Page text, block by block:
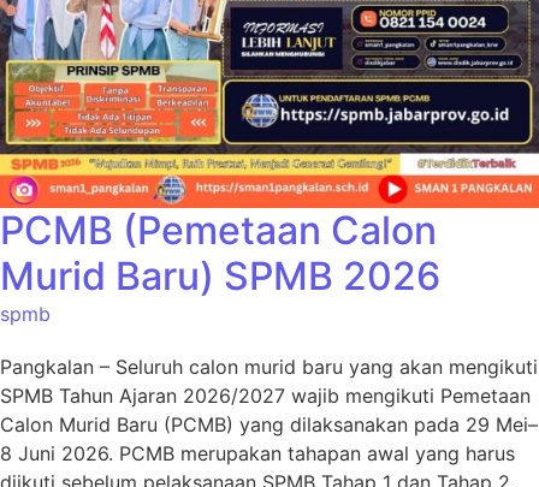
PCMB (Pemetaan Calon
Murid Baru) SPMB 2026
spmb
Pangkalan – Seluruh calon murid baru yang akan mengikuti
SPMB Tahun Ajaran 2026/2027 wajib mengikuti Pemetaan
Calon Murid Baru (PCMB) yang dilaksanakan pada 29 Mei–
8 Juni 2026. PCMB merupakan tahapan awal yang harus